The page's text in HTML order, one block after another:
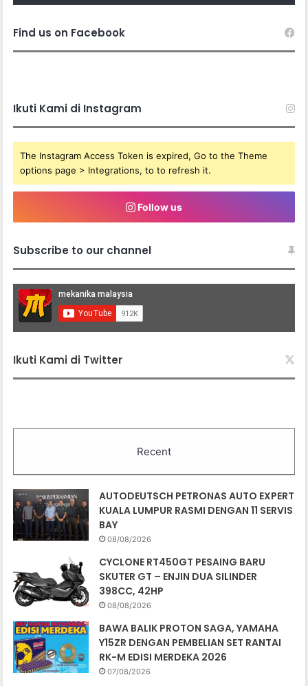
Find us on Facebook
Ikuti Kami di Instagram
The Instagram Access Token is expired, Go to the Theme
options page > Integrations, to to refresh it.
Follow us
Subscribe to our channel
Ikuti Kami di Twitter
Recent
AUTODEUTSCH PETRONAS AUTO EXPERT
KUALA LUMPUR RASMI DENGAN 11 SERVIS
BAY
08/08/2026
CYCLONE RT450GT PESAING BARU
SKUTER GT – ENJIN DUA SILINDER
398CC, 42HP
08/08/2026
BAWA BALIK PROTON SAGA, YAMAHA
Y15ZR DENGAN PEMBELIAN SET RANTAI
RK-M EDISI MERDEKA 2026
07/08/2026